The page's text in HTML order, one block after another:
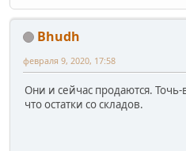
Bhudh
февраля 9, 2020, 17:58
Они и сейчас продаются.
что остатки со складов.